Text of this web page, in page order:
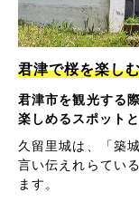
君津で桜を楽し
君津市を観光する
楽しめるスポット
久留里城は、「築
言い伝えれらてい
ます。